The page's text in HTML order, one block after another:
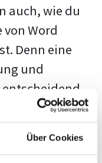
Über Cookies
auch, wie du
Word
Denn eine
und
Prüfer hat
dass sie dir